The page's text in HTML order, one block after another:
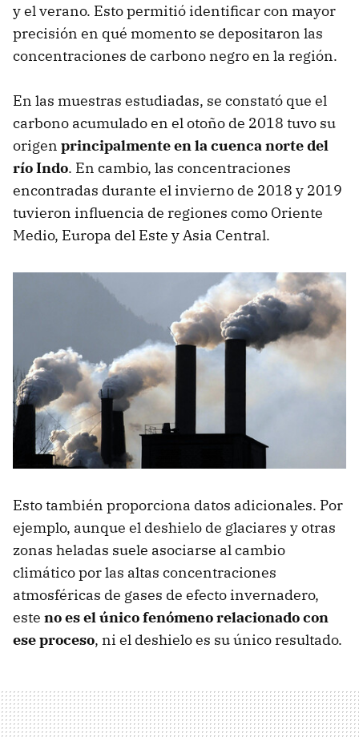
y el verano. Esto permitió identificar con mayor
precisión en qué momento se depositaron las
concentraciones de carbono negro en la región.
En las muestras estudiadas, se constató que el
carbono acumulado en el otoño de 2018 tuvo su
origen principalmente en la cuenca norte del
río Indo. En cambio, las concentraciones
encontradas durante el invierno de 2018 y 2019
tuvieron influencia de regiones como Oriente
Medio, Europa del Este y Asia Central.
Esto también proporciona datos adicionales. Por
ejemplo, aunque el deshielo de glaciares y otras
zonas heladas suele asociarse al cambio
climático por las altas concentraciones
atmosféricas de gases de efecto invernadero,
este no es el único fenómeno relacionado con
ese proceso, ni el deshielo es su único resultado.